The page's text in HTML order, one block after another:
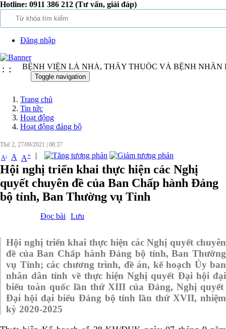
Hotline: 0911 386 212 (Tư vấn, giải đáp)
Đăng nhập
: : - BỆNH VIỆN LÀ NHÀ, THẦY THUỐC VÀ BỆNH NHÂN
Toggle navigation
Trang chủ
Tin tức
Hoạt động
Hoạt động đảng bộ
Thứ 2, 27/09/2021
08:37
A- A A+ |
Hội nghị triển khai thực hiện các Nghị
quyết chuyên đề của Ban Chấp hành Đảng
bộ tỉnh, Ban Thường vụ Tỉnh
Đọc bài Lưu
Hội nghị triển khai thực hiện các Nghị quyết chuyên
đề của Ban Chấp hành Đảng bộ tỉnh, Ban Thường
vụ Tỉnh; các chương trình, đề án, kế hoạch Ủy ban
nhân dân tỉnh về thực hiện Nghị quyết Đại hội đại
biểu toàn quốc lần thứ XIII của Đảng, Nghị quyết
Đại hội đại biểu Đảng bộ tỉnh lần thứ XVII, nhiệm
kỳ 2020-2025